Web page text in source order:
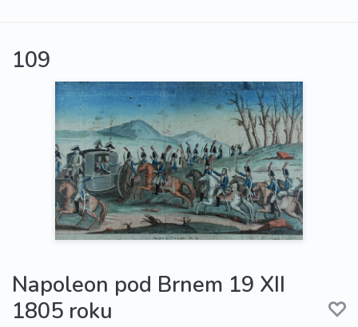
109
Napoleon pod Brnem 19 XII
1805 roku